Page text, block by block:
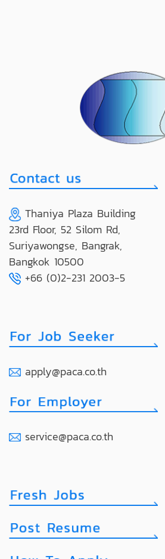
Thaniya Plaza Building
23rd Floor, 52 Silom Rd,
Suriyawongse, Bangrak,
Bangkok 10500
+66 (0)2-231 2003-5
apply@paca.co.th
service@paca.co.th